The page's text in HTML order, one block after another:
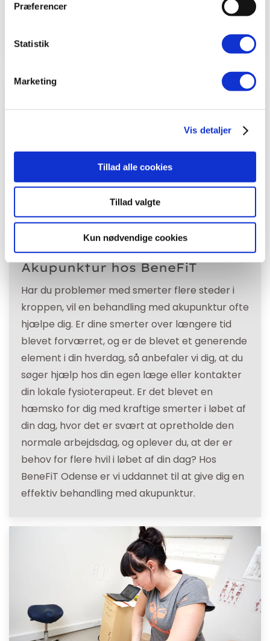
Præferencer
Statistik
Marketing
Vis detaljer
Tillad alle cookies
Tillad valgte
Kun nødvendige cookies
Akupunktur hos BeneFiT
Har du problemer med smerter flere steder i
kroppen, vil en behandling med akupunktur ofte
hjælpe dig. Er dine smerter over længere tid
blevet forværret, og er de blevet et generende
element i din hverdag, så anbefaler vi dig, at du
søger hjælp hos din egen læge eller kontakter
din lokale fysioterapeut. Er det blevet en
hæmsko for dig med kraftige smerter i løbet af
din dag, hvor det er svært at opretholde den
normale arbejdsdag, og oplever du, at der er
behov for flere hvil i løbet af din dag? Hos
BeneFiT Odense er vi uddannet til at give dig en
effektiv behandling med akupunktur.